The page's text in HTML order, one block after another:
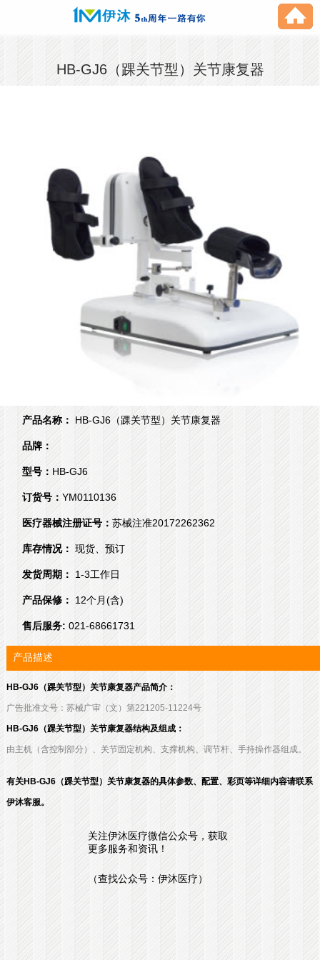
HB-GJ6（踝关节型）关节康复器
产品名称： HB-GJ6（踝关节型）关节康复器
品牌：
型号： HB-GJ6
订货号：YM0110136
医疗器械注册证号：苏械注准20172262362
库存情况： 现货、预订
发货周期： 1-3工作日
产品保修： 12个月(含)
售后服务: 021-68661731
产品描述
HB-GJ6（踝关节型）关节康复器产品简介：
广告批准文号：苏械广审（文）第221205-11224号
HB-GJ6（踝关节型）关节康复器结构及组成：
由主机（含控制部分）、关节固定机构、支撑机构、调节杆、手持操作器组成。
有关HB-GJ6（踝关节型）关节康复器的具体参数、配置、彩页等详细内容请联系
伊沐客服。
关注伊沐医疗微信公众号，获取
更多服务和资讯！
（查找公众号：伊沐医疗）